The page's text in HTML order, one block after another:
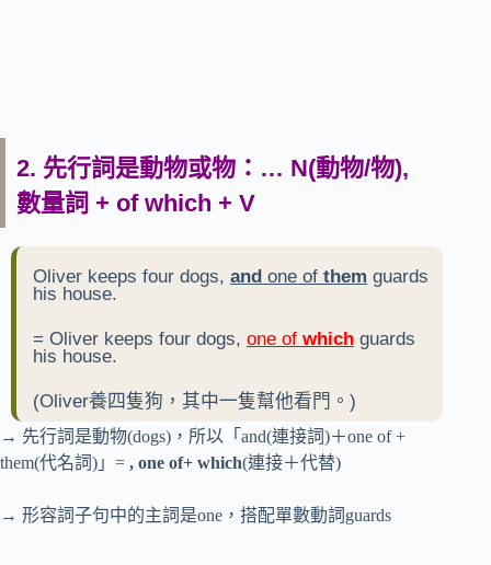
2. 先行詞是動物或物：… N(動物/物),
數量詞 + of which + V
Oliver keeps four dogs, and one of them guards
his house.
= Oliver keeps four dogs, one of which guards
his house.
(Oliver養四隻狗，其中一隻幫他看門。)
→ 先行詞是動物(dogs)，所以「and(連接詞)＋one of +
them(代名詞)」= , one of+ which(連接＋代替)
→ 形容詞子句中的主詞是one，搭配單數動詞guards